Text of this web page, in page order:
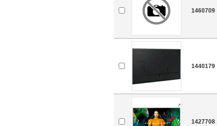
1460709
1440179
1427708